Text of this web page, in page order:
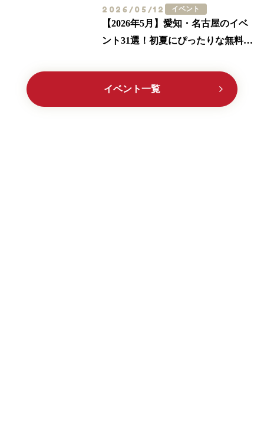
2026/05/12 イベント
【2026年5月】愛知・名古屋のイベ
ント31選！初夏にぴったりな無料の
イベント一覧